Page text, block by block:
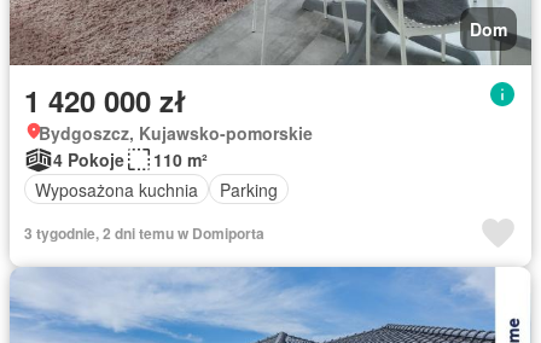
Dom
1 420 000 zł
Bydgoszcz, Kujawsko-pomorskie
4 Pokoje
110 m²
Wyposażona kuchnia
Parking
3 tygodnie, 2 dni temu w Domiporta